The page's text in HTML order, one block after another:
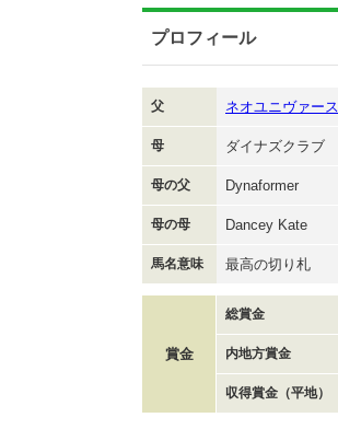
プロフィール
父 ネオユニヴァース
母 ダイナズクラブ
母の父 Dynaformer
母の母 Dancey Kate
馬名意味 最高の切り札
賞金
総賞金
内地方賞金
収得賞金（平地）